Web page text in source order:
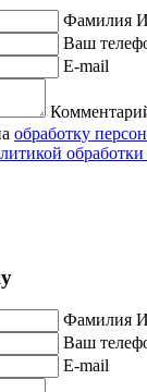
Фамилия
Ваш
E-mail
обработку
Фамилия
Ваш
E-mail